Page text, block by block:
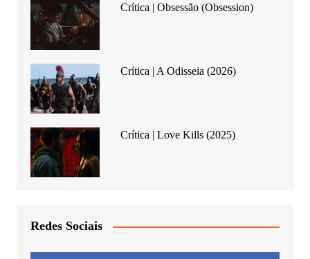
Crítica | Obsessão (Obsession)
Crítica | A Odisseia (2026)
Crítica | Love Kills (2025)
Redes Sociais